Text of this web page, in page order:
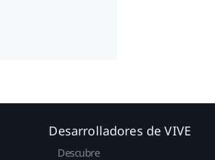
Desarrolladores de VIVE
Descubre